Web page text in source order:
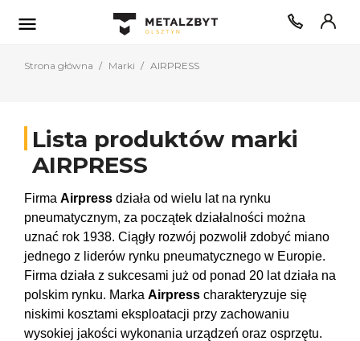

Strona główna Marki AIRPRESS
Lista produktów marki
AIRPRESS
Firma Airpress działa od wielu lat na rynku
pneumatycznym, za początek działalności można
uznać rok 1938. Ciągły rozwój pozwolił zdobyć miano
jednego z liderów rynku pneumatycznego w Europie.
Firma działa z sukcesami już od ponad 20 lat działa na
polskim rynku. Marka Airpress charakteryzuje się
niskimi kosztami eksploatacji przy zachowaniu
wysokiej jakości wykonania urządzeń oraz osprzętu.